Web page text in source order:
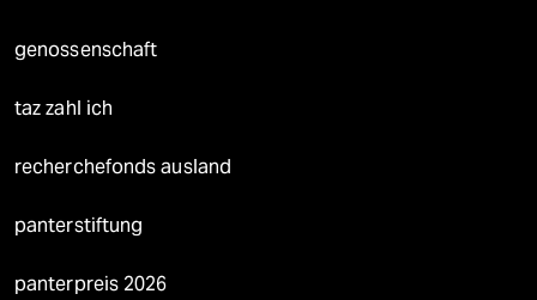
genossenschaft
taz zahl ich
recherchefonds ausland
panterstiftung
panterpreis 2026